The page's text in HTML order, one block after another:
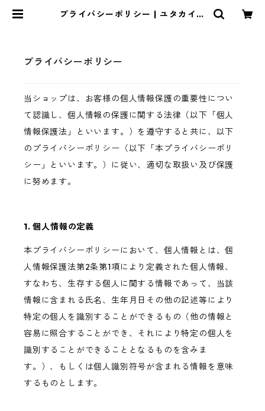
プライバシーポリシー | ユタカイン
プライバシーポリシー
当ショップは、お客様の個人情報保護の重要性につい
て認識し、個人情報の保護に関する法律（以下「個人
情報保護法」といいます。）を遵守すると共に、以下
のプライバシーポリシー（以下「本プライバシーポリ
シー」といいます。）に従い、適切な取扱い及び保護
に努めます。
1. 個人情報の定義
本プライバシーポリシーにおいて、個人情報とは、個
人情報保護法第2条第1項により定義された個人情報、
すなわち、生存する個人に関する情報であって、当該
情報に含まれる氏名、生年月日その他の記述等により
特定の個人を識別することができるもの（他の情報と
容易に照合することができ、それにより特定の個人を
識別することができることとなるものを含みま
す。）、もしくは個人識別符号が含まれる情報を意味
するものとします。